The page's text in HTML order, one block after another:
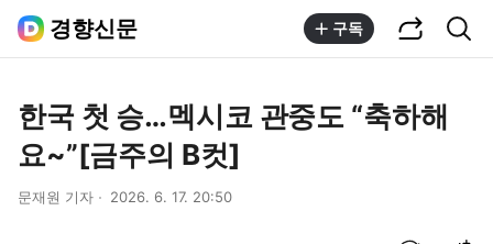
경향신문 구독
한국 첫 승…멕시코 관중도 “축하해
요~”[금주의 B컷]
문재원 기자 2026. 6. 17. 20:50